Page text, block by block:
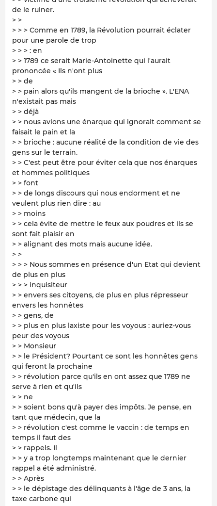
de le ruiner.
> >
> > > Comme en 1789, la Révolution pourrait éclater
pour une parole de trop
> > > : en
> > 1789 ce serait Marie-Antoinette qui l'aurait
prononcée « Ils n'ont plus
> > de
> > pain alors qu'ils mangent de la brioche ». L'ENA
n'existait pas mais
> > déjà
> > nous avions une énarque qui ignorait comment se
faisait le pain et la
> > brioche : aucune réalité de la condition de vie des
gens sur le terrain.
> > C'est peut être pour éviter cela que nos énarques
et hommes politiques
> > font
> > de longs discours qui nous endorment et ne
veulent plus rien dire : au
> > moins
> > cela évite de mettre le feux aux poudres et ils se
sont fait plaisir en
> > alignant des mots mais aucune idée.
> >
> > > Nous sommes en présence d'un Etat qui devient
de plus en plus
> > > inquisiteur
> > envers ses citoyens, de plus en plus répresseur
envers les honnêtes
> > gens, de
> > plus en plus laxiste pour les voyous : auriez-vous
peur des voyous
> > Monsieur
> > le Président? Pourtant ce sont les honnêtes gens
qui feront la prochaine
> > révolution parce qu'ils en ont assez que 1789 ne
serve à rien et qu'ils
> > ne
> > soient bons qu'à payer des impôts. Je pense, en
tant que médecin, que la
> > révolution c'est comme le vaccin : de temps en
temps il faut des
> > rappels. Il
> > y a trop longtemps maintenant que le dernier
rappel a été administré.
> > Après
> > le dépistage des délinquants à l'âge de 3 ans, la
taxe carbone qui